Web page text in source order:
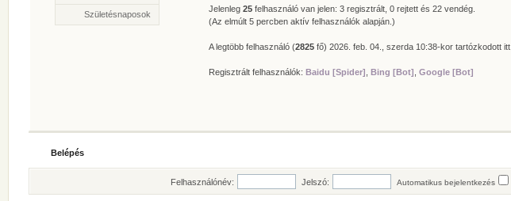
Jelenleg 25 felhasználó van jelen: 3 regisztrált, 0 rejtett és 22 vendég.
(Az elmúlt 5 percben aktív felhasználók alapján.)
A legtöbb felhasználó (2825 fő) 2026. feb. 04., szerda 10:38-kor tartózkodott itt.
Regisztrált felhasználók: Baidu [Spider] Bing [Bot] Google [Bot]
* Felhasználók száma: 606
* Legújabb regisztrált tagunk:Zolee
Születésnaposok
Belépés
Felhasználónév: Jelszó: Automatikus bejelentkezés